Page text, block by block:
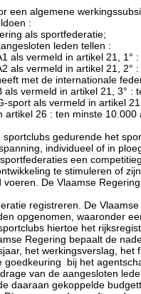
een algemene
:
als sportfederatie;
leden tellen :
als vermeld in artikel 21,
als vermeld in artikel 21,
met de internationale
vermeld in artikel 21, 3° :
sport als vermeld in artikel
26 : ten minste
gedurende het
individueel of in
een
te stimuleren of
De Vlaamse
registreren. De
opgenomen, waaronder
hiertoe het
Regering bepaalt de
het werkingsverslag,
bij het
van de aangesloten
daaraan gekoppelde